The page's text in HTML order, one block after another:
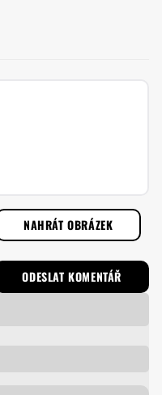
NAHRÁT OBRÁZEK